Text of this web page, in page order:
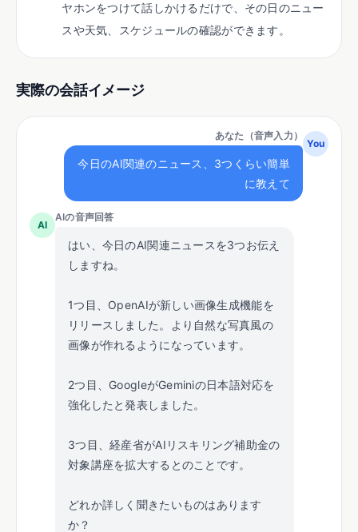
ヤホンをつけて話しかけるだけで、その日のニュー
スや天気、スケジュールの確認ができます。
実際の会話イメージ
あなた（音声入力）
今日のAI関連のニュース、3つくらい簡単
に教えて
You
AI
AIの音声回答
はい、今日のAI関連ニュースを3つお伝え
しますね。
1つ目、OpenAIが新しい画像生成機能を
リリースしました。より自然な写真風の
画像が作れるようになっています。
2つ目、GoogleがGeminiの日本語対応を
強化したと発表しました。
3つ目、経産省がAIリスキリング補助金の
対象講座を拡大するとのことです。
どれか詳しく聞きたいものはあります
か？